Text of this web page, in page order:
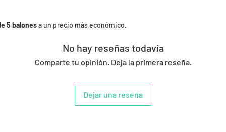
5 balonesa un precio más económico.
No hay reseñas todavía
Comparte tu opinión. Deja la primera reseña.
Dejar una reseña